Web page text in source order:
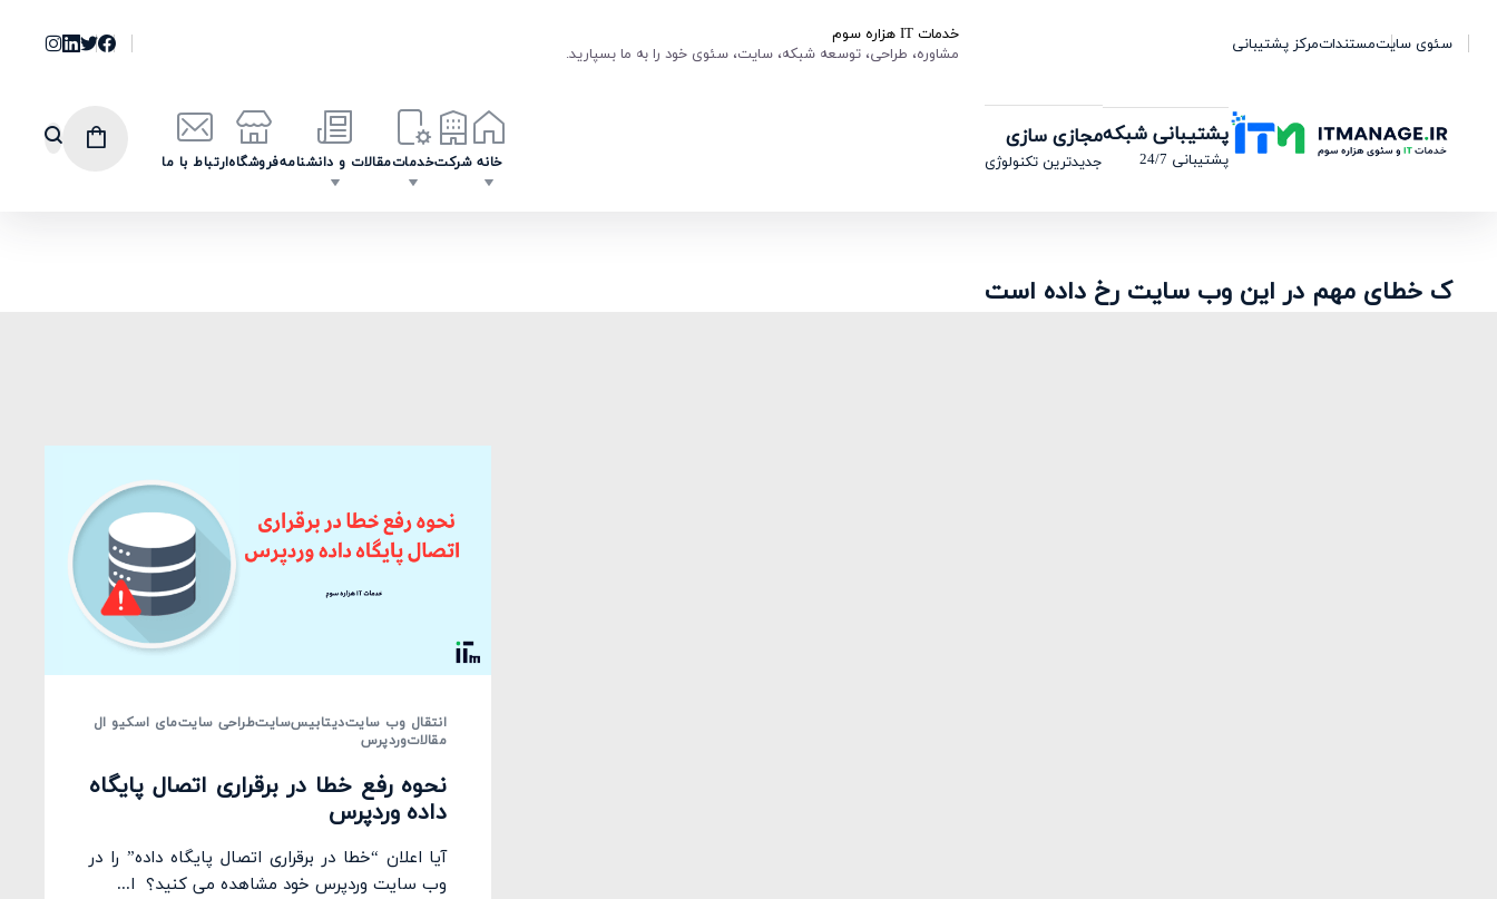
خدمات IT هزاره سوم
مشاوره، طراحی، توسعه شبکه، سایت، سئوی خود را به ما بسپارید.
سئوی سایتمستنداتمرکز پشتیبانی
خانه شرکتخدماتمقالات و دانشنامهفروشگاهارتباط با ما
پشتیبانی شبکه
پشتیبانی 24/7
مجازی سازی
جدیدترین تکنولوژی
ک خطای مهم در این وب سایت رخ داده است
انتقال وب سایتدیتابیسسایتطراحی سایتمای اسکیو ال
مقالاتوردپرس
نحوه رفع خطا در برقراری اتصال پایگاه
داده وردپرس
آیا اعلان “خطا در برقراری اتصال پایگاه داده” را در
وب سایت وردپرس خود مشاهده می کنید؟ ا...